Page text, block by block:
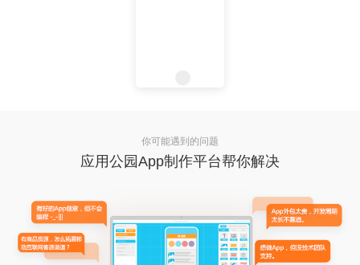
你可能遇到的问题
应用公园App制作平台帮你解决